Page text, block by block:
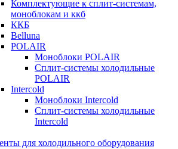
Комплектующие к сплит-системам,
моноблокам и ккб
ККБ
Belluna
POLAIR
Моноблоки POLAIR
Сплит-системы холодильные
POLAIR
Intercold
Моноблоки Intercold
Сплит-системы холодильные
Intercold
для холодильного оборудования